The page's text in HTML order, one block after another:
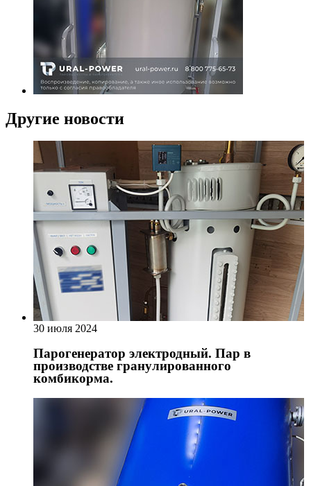
Другие новости
30 июля 2024
Парогенератор электродный. Пар в
производстве гранулированного
комбикорма.